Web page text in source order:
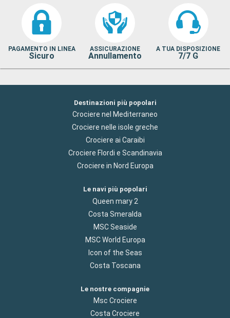
PAGAMENTO IN LINEA
Sicuro
ASSICURAZIONE
Annullamento
A TUA DISPOSIZIONE
7/7 G
Destinazioni più popolari
Crociere nel Mediterraneo
Crociere nelle isole greche
Crociere ai Caraibi
Crociere Flordi e Scandinavia
Crociere in Nord Europa
Le navi più popolari
Queen mary 2
Costa Smeralda
MSC Seaside
MSC World Europa
Icon of the Seas
Costa Toscana
Le nostre compagnie
Msc Crociere
Costa Crociere